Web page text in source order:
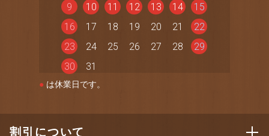
9
10 11 12 13 14
15
16
17 18 19 20 21
22
23
24 25 26 27 28
29
30
31
● は休業日です。
割引について